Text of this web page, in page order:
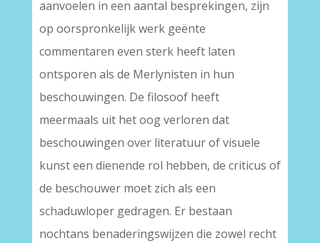
aanvoelen in een aantal besprekingen, zijn
op oorspronkelijk werk geënte
commentaren even sterk heeft laten
ontsporen als de Merlynisten in hun
beschouwingen. De filosoof heeft
meermaals uit het oog verloren dat
beschouwingen over literatuur of visuele
kunst een dienende rol hebben, de criticus of
de beschouwer moet zich als een
schaduwloper gedragen. Er bestaan
nochtans benaderingswijzen die zowel recht